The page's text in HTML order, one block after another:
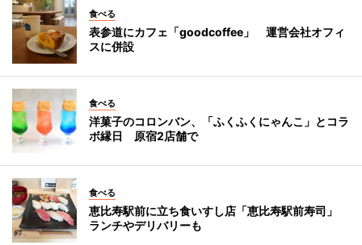
食べる
表参道にカフェ「goodcoffee」 運営会社オフィ
スに併設
食べる
洋菓子のコロンバン、「ふくふくにゃんこ」とコラ
ボ縁日 原宿2店舗で
食べる
恵比寿駅前に立ち食いすし店「恵比寿駅前寿司」
ランチやデリバリーも